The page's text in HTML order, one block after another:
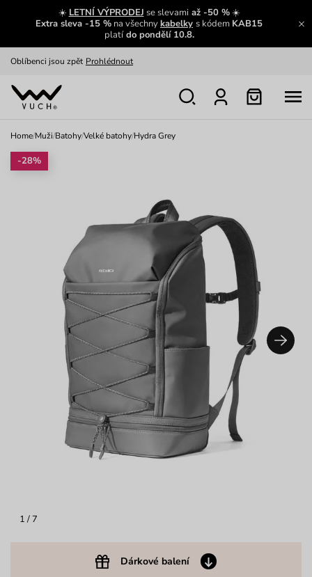
☀️ LETNÍ VÝPRODEJ se slevamiaž -50 %☀️
Extra sleva -15 % na všechnykabelky s kódem KAB15
platído pondělí 10.8.
Zajímavosti ze světa Vuch:
Zobrazit
Oblíbenci jsou zpět Prohlédnout
Nech se inspirovat
Home/Muži/Batohy/Velké batohy/Hydra Grey
1 / 7
Dárkové balení
-28%